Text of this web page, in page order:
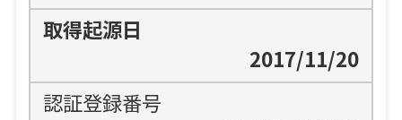
2017/11/20